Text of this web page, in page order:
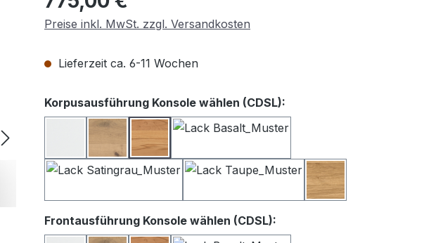
Preise inkl. MwSt. zzgl. Versandkosten
Lieferzeit ca. 6-11 Wochen
Korpusausführung Konsole wählen (CDSL):
BalkeneicheKernbuche
Wildeiche
Frontausführung Konsole wählen (CDSL):